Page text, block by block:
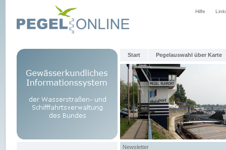
Hilfe
Start Pegelauswahl über Karte
Newsletter